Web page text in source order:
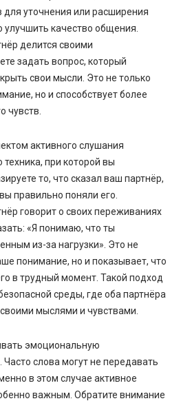
для уточнения или расширения
качество общения.
делится своими
задать вопрос, который
свои мысли. Это не только
но и способствует более
чувств.
активного слушания
при которой вы
то, что сказал ваш партнёр,
правильно поняли его.
говорит о своих переживаниях
«Я понимаю, что ты
из-за нагрузки». Это не
понимание, но и показывает, что
в трудный момент. Такой подход
среды, где оба партнёра
мыслями и чувствами.
эмоциональную
слова могут не передавать
в этом случае активное
важным. Обратите внимание